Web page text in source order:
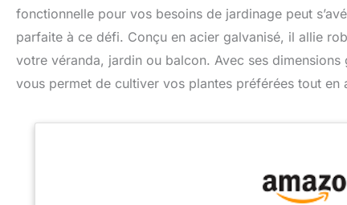
fonctionnelle pour vos besoins de jardinage peut
parfaite à ce défi. Conçu en acier galvanisé, il allie
votre véranda, jardin ou balcon. Avec ses
vous permet de cultiver vos plantes préférées tout